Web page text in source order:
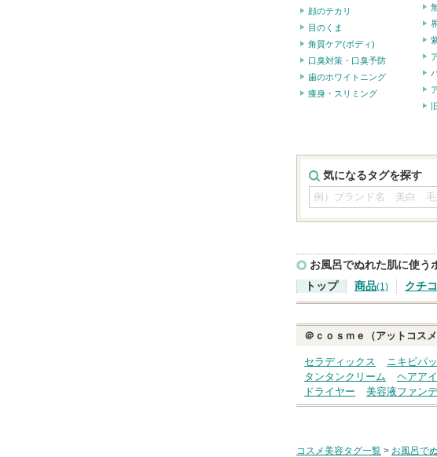
顔のテカリ
目のくま
角質ケア(ボディ)
口臭対策・口臭予防
歯のホワイトニング
痩身・スリミング
気になるタグを探す
お風呂でぬれた肌に使う
トップ
商品(1) クチ
＠ｃｏｓｍｅ（アットコス
セラディックス ニキビパ
タンタンクリーム
ヘアア
ドライヤー
美容液ファン
コスメ美容タグ一覧 > お風呂で